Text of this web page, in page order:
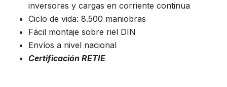
inversores y cargas en corriente continua
Ciclo de vida: 8.500 maniobras
Fácil montaje sobre riel DIN
Envíos a nivel nacional
Certificación RETIE